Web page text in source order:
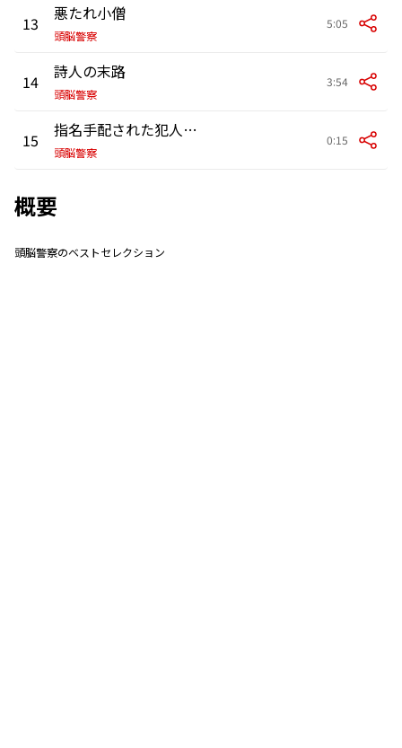
13 悪たれ小僧
頭脳警察
5:05
14 詩人の末路
頭脳警察
3:54
15 指名手配された犯人は殺人許可証を持っていた
頭脳警察
0:15
概要
頭脳警察のベストセレクション